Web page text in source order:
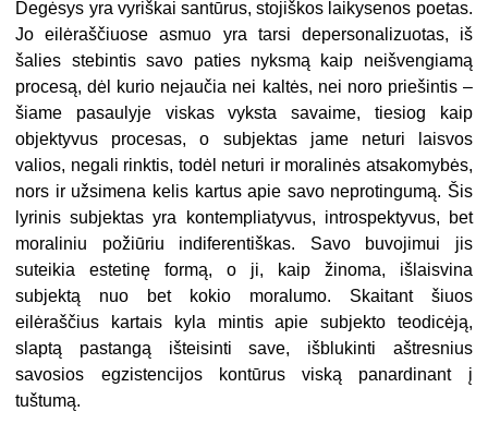
Degėsys yra vyriškai santūrus, stojiškos laikysenos poetas.
Jo eilėraščiuose asmuo yra tarsi depersonalizuotas, iš
šalies stebintis savo paties nyksmą kaip neišvengiamą
procesą, dėl kurio nejaučia nei kaltės, nei noro priešintis –
šiame pasaulyje viskas vyksta savaime, tiesiog kaip
objektyvus procesas, o subjektas jame neturi laisvos
valios, negali rinktis, todėl neturi ir moralinės atsakomybės,
nors ir užsimena kelis kartus apie savo neprotingumą. Šis
lyrinis subjektas yra kontempliatyvus, introspektyvus, bet
moraliniu požiūriu indiferentiškas. Savo buvojimui jis
suteikia estetinę formą, o ji, kaip žinoma, išlaisvina
subjektą nuo bet kokio moralumo. Skaitant šiuos
eilėraščius kartais kyla mintis apie subjekto teodicėją,
slaptą pastangą išteisinti save, išblukinti aštresnius
savosios egzistencijos kontūrus viską panardinant į
tuštumą.